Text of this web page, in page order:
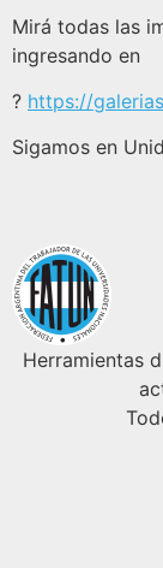
Mirá todas las
ingresando en
? https://
Sigamos en
Herramientas